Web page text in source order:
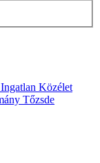
Ingatlan Közélet
Tőzsde